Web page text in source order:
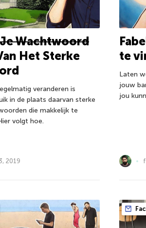
Wachtwoord
Het Sterke
veranderen is
in de plaats daarvan sterke
die makkelijk te
volgt hoe.
2019
te
Laten
jouw
jou